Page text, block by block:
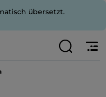
übersetzt.